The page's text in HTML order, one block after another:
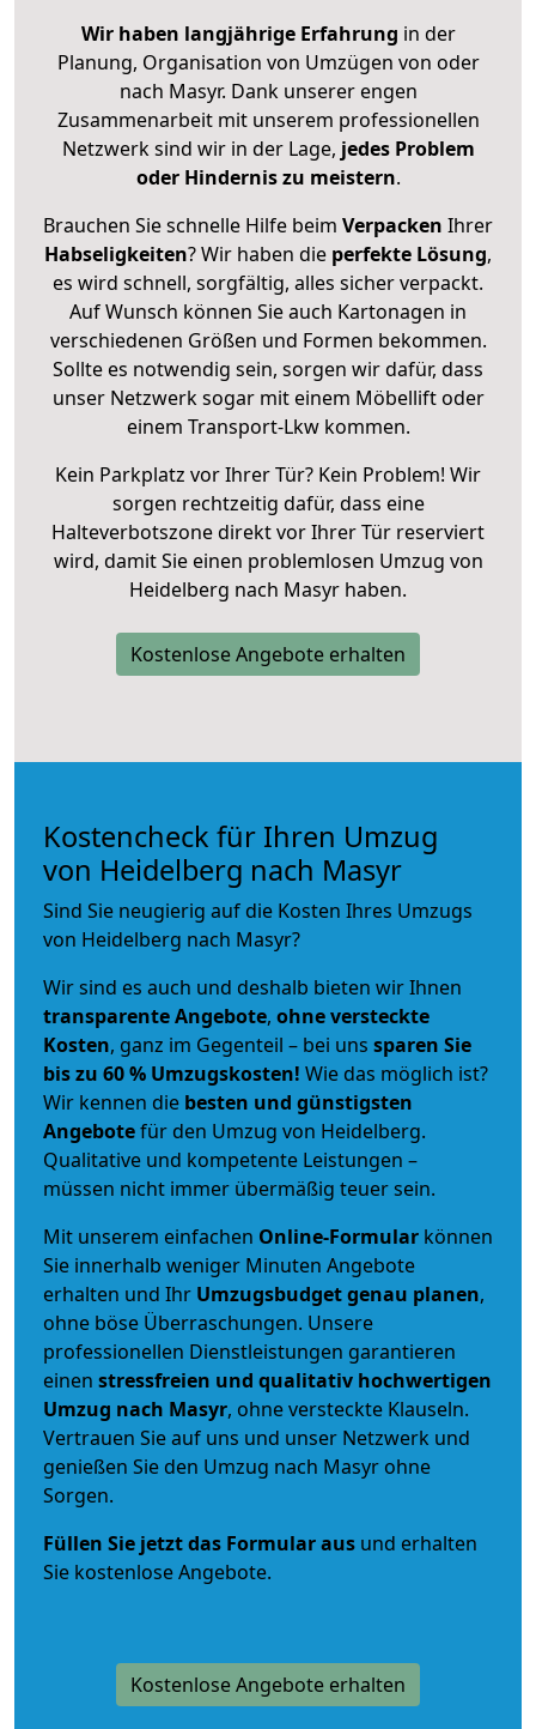
Wir haben langjährige Erfahrung in der
Planung, Organisation von Umzügen von oder
nach Masyr. Dank unserer engen
Zusammenarbeit mit unserem professionellen
Netzwerk sind wir in der Lage, jedes Problem
oder Hindernis zu meistern.
Brauchen Sie schnelle Hilfe beim Verpacken Ihrer
Habseligkeiten? Wir haben die perfekte Lösung,
es wird schnell, sorgfältig, alles sicher verpackt.
Auf Wunsch können Sie auch Kartonagen in
verschiedenen Größen und Formen bekommen.
Sollte es notwendig sein, sorgen wir dafür, dass
unser Netzwerk sogar mit einem Möbellift oder
einem Transport-Lkw kommen.
Kein Parkplatz vor Ihrer Tür? Kein Problem! Wir
sorgen rechtzeitig dafür, dass eine
Halteverbotszone direkt vor Ihrer Tür reserviert
wird, damit Sie einen problemlosen Umzug von
Heidelberg nach Masyr haben.
Kostenlose Angebote erhalten
Kostencheck für Ihren Umzug
von Heidelberg nach Masyr
Sind Sie neugierig auf die Kosten Ihres Umzugs
von Heidelberg nach Masyr?
Wir sind es auch und deshalb bieten wir Ihnen
transparente Angebote, ohne versteckte
Kosten, ganz im Gegenteil – bei uns sparen Sie
bis zu 60 % Umzugskosten! Wie das möglich ist?
Wir kennen die besten und günstigsten
Angebotefür den Umzug von Heidelberg.
Qualitative und kompetente Leistungen –
müssen nicht immer übermäßig teuer sein.
Mit unserem einfachen Online-Formular können
Sie innerhalb weniger Minuten Angebote
erhalten und Ihr Umzugsbudgetgenau planen,
ohne böse Überraschungen. Unsere
professionellen Dienstleistungen garantieren
einen stressfreien und qualitativ hochwertigen
Umzug nach Masyr, ohne versteckte Klauseln.
Vertrauen Sie auf uns und unser Netzwerk und
genießen Sie den Umzug nach Masyr ohne
Sorgen.
Füllen Sie jetzt das Formular aus und erhalten
Sie kostenlose Angebote.
Kostenlose Angebote erhalten